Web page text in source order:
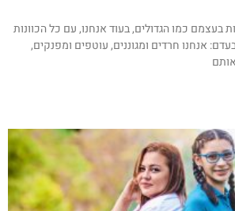
בעצמם כמו הגדולים, בעוד אנחנו, עם כל הכוונות
אנחנו חרדים ומגוננים, עוטפים ומפנקים,